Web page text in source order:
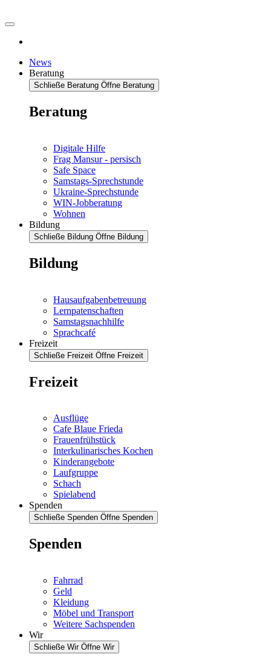
News
Beratung
Schließe Beratung Öffne Beratung
Beratung
Digitale Hilfe
Frag Mansur - persisch
Safe Space
Samstags-Sprechstunde
Ukraine-Sprechstunde
WIN-Jobberatung
Wohnen
Bildung
Schließe Bildung Öffne Bildung
Bildung
Hausaufgabenbetreuung
Lernpatenschaften
Samstagsnachhilfe
Sprachcafé
Freizeit
Schließe Freizeit Öffne Freizeit
Freizeit
Ausflüge
Cafe Blaue Frieda
Frauenfrühstück
Interkulinarisches Kochen
Kinderangebote
Laufgruppe
Schach
Spielabend
Spenden
Schließe Spenden Öffne Spenden
Spenden
Fahrrad
Geld
Kleidung
Möbel und Transport
Weitere Sachspenden
Wir
Schließe Wir Öffne Wir